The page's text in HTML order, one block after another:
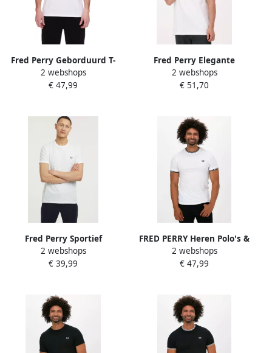
Fred Perry Geborduurd T-
shirt voor moderne mannen
White Heren
2 webshops
€ 47,99
Fred Perry Elegante
Katoenen T-shirt met Laurel
Logo White Heren
2 webshops
€ 51,70
Fred Perry Sportief
Katoenen T-shirt met
Geribbelde Kraag White
2 webshops
€ 39,99
FRED PERRY Heren Polo's &
T-shirts Twin Tipped T-shirt
Wit
2 webshops
€ 47,99